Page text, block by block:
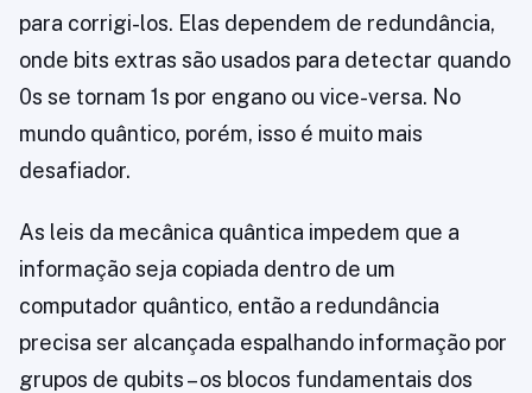
para corrigi-los. Elas dependem de redundância,
onde bits extras são usados para detectar quando
0s se tornam 1s por engano ou vice-versa. No
mundo quântico, porém, isso é muito mais
desafiador.
As leis da mecânica quântica impedem que a
informação seja copiada dentro de um
computador quântico, então a redundância
precisa ser alcançada espalhando informação por
grupos de qubits – os blocos fundamentais dos